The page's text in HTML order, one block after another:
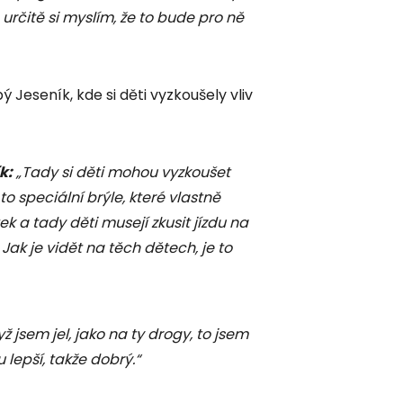
si myslím, že to bude pro ně
Jeseník, kde si děti vyzkoušely vliv
„Tady si děti mohou vyzkoušet
speciální brýle, které vlastně
a tady děti musejí zkusit jízdu na
je vidět na těch dětech, je to
jsem jel, jako na ty drogy, to jsem
takže dobrý.“